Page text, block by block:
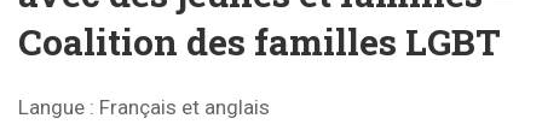
Coalition des familles LGBT
Langue : Français et anglais